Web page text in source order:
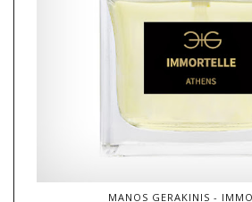
MANOS GERAKINIS -